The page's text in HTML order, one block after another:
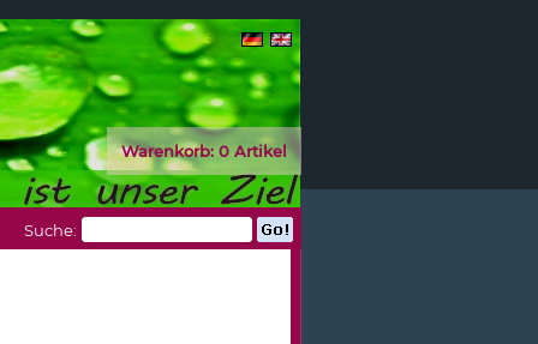
Warenkorb: 0 Artikel
Suche: